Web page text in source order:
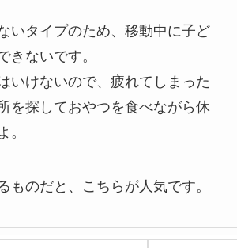
いタイプのため、移動中に子ど
きないです。
いけないので、疲れてしまった
を探しておやつを食べながら休
。
ものだと、こちらが人気です。